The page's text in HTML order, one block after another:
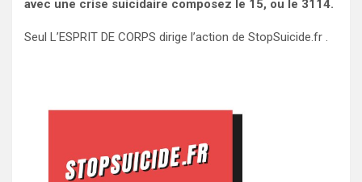
avec une crise suicidaire composez le 15, ou le 3114.
Seul L’ESPRIT DE CORPS dirige l’action de StopSuicide.fr .